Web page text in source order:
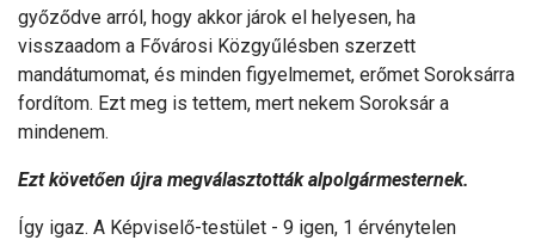
győződve arról, hogy akkor járok el helyesen, ha
visszaadom a Fővárosi Közgyűlésben szerzett
mandátumomat, és minden figyelmemet, erőmet Soroksárra
fordítom. Ezt meg is tettem, mert nekem Soroksár a
mindenem.
Ezt követően újra megválasztották alpolgármesternek.
Így igaz. A Képviselő-testület - 9 igen, 1 érvénytelen